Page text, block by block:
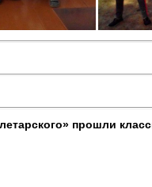
прошли